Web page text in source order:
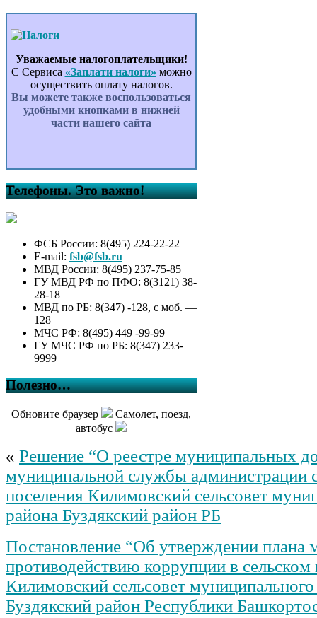
Уважаемые налогоплательщики!
С Сервиса «Заплати налоги» можно
осуществить оплату налогов.
Вы можете также воспользоваться
удобными кнопками в нижней
части нашего сайта
Телефоны. Это важно!
ФСБ России: 8(495) 224-22-22
E-mail: fsb@fsb.ru
МВД России: 8(495) 237-75-85
ГУ МВД РФ по ПФО: 8(3121) 38-
28-18
МВД по РБ: 8(347) -128, с моб. —
128
МЧС РФ: 8(495) 449 -99-99
ГУ МЧС РФ по РБ: 8(347) 233-
9999
Полезно…
Обновите браузер
Самолет, поезд,
автобус
« Решение “О реестре муниципальных
муниципальной службы администрации
поселения Килимовский сельсовет
района Буздякский район РБ
Постановление “Об утверждении плана
противодействию коррупции в сельском
Килимовский сельсовет
Буздякский район Республики